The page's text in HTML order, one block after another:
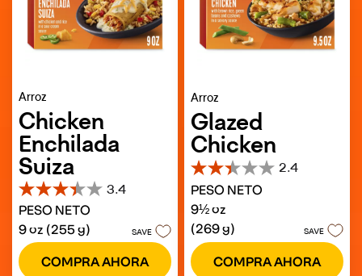
Arroz
Chicken
Enchilada
Suiza
3.4
3.4
de
5
estrellas.
510
reseñas
PESO NETO
9 oz (255 g)
SAVE
COMPRA AHORA
Arroz
Glazed
Chicken
2.4
2.4
de
5
estrellas.
44
reseñas
PESO NETO
9½ oz
(269 g)
SAVE
COMPRA AHORA